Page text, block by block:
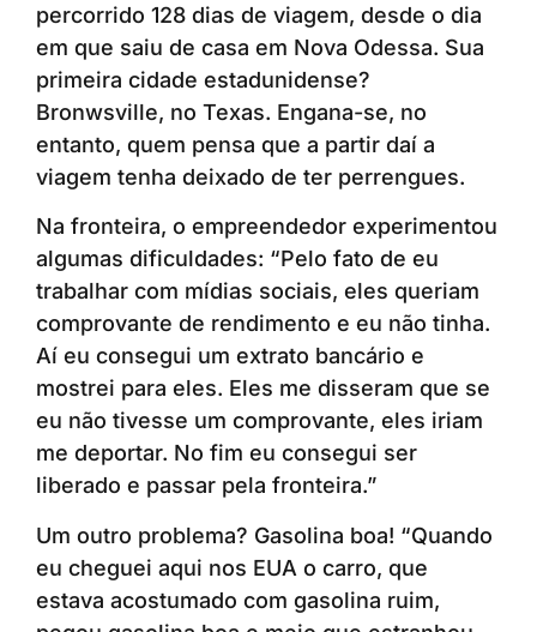
percorrido 128 dias de viagem, desde o dia
em que saiu de casa em Nova Odessa. Sua
primeira cidade estadunidense?
Bronwsville, no Texas. Engana-se, no
entanto, quem pensa que a partir daí a
viagem tenha deixado de ter perrengues.
Na fronteira, o empreendedor experimentou
algumas dificuldades: “Pelo fato de eu
trabalhar com mídias sociais, eles queriam
comprovante de rendimento e eu não tinha.
Aí eu consegui um extrato bancário e
mostrei para eles. Eles me disseram que se
eu não tivesse um comprovante, eles iriam
me deportar. No fim eu consegui ser
liberado e passar pela fronteira.”
Um outro problema? Gasolina boa! “Quando
eu cheguei aqui nos EUA o carro, que
estava acostumado com gasolina ruim,